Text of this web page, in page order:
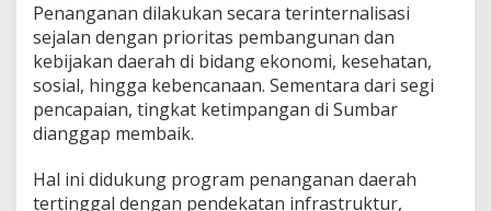
Penanganan dilakukan secara terinternalisasi
sejalan dengan prioritas pembangunan dan
kebijakan daerah di bidang ekonomi, kesehatan,
sosial, hingga kebencanaan. Sementara dari segi
pencapaian, tingkat ketimpangan di Sumbar
dianggap membaik.
Hal ini didukung program penanganan daerah
tertinggal dengan pendekatan infrastruktur,